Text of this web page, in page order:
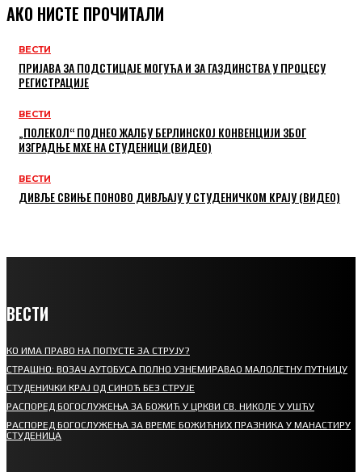
АКО НИСТЕ ПРОЧИТАЛИ
ВЕСТИ
ПРИЈАВА ЗА ПОДСТИЦАЈЕ МОГУЋА И ЗА ГАЗДИНСТВА У ПРОЦЕСУ
РЕГИСТРАЦИЈЕ
ВЕСТИ
„ПОЛЕКОЛ“ ПОДНЕО ЖАЛБУ БЕРЛИНСКОЈ КОНВЕНЦИЈИ ЗБОГ
ИЗГРАДЊЕ МХЕ НА СТУДЕНИЦИ (ВИДЕО)
ВЕСТИ
ДИВЉЕ СВИЊЕ ПОНОВО ДИВЉАЈУ У СТУДЕНИЧКОМ КРАЈУ (ВИДЕО)
ВЕСТИ
КО ИМА ПРАВО НА ПОПУСТЕ ЗА СТРУЈУ?
СТРАШНО: ВОЗАЧ АУТОБУСА ПОЛНО УЗНЕМИРАВАО МАЛОЛЕТНУ ПУТНИЦУ
СТУДЕНИЧКИ КРАЈ ОД СИНОЋ БЕЗ СТРУЈЕ
РАСПОРЕД БОГОСЛУЖЕЊА ЗА БОЖИЋ У ЦРКВИ СВ. НИКОЛЕ У УШЋУ
РАСПОРЕД БОГОСЛУЖЕЊА ЗА ВРЕМЕ БОЖИЋНИХ ПРАЗНИКА У МАНАСТИРУ
СТУДЕНИЦА